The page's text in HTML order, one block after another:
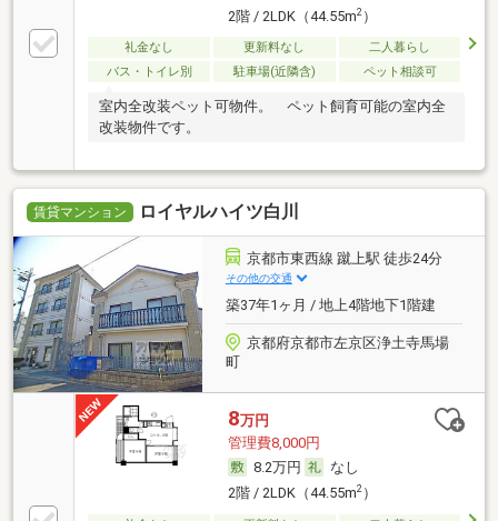
2階 / 2LDK（44.55m2）
礼金なし 更新料なし
二人暮らし
バス・トイレ別
駐車場(近隣含) ペット相談可
室内全改装ペット可物件。 ペット飼育可能の室内全
改装物件です。
賃貸マンション ロイヤルハイツ白川
京都市東西線 蹴上駅 徒歩24分
その他の交通
築37年1ヶ月 / 地上4階地下1階建
京都府京都市左京区浄土寺馬場
町
8万円
管理費8,000円
8.2万円
なし
2階 / 2LDK（44.55m2）